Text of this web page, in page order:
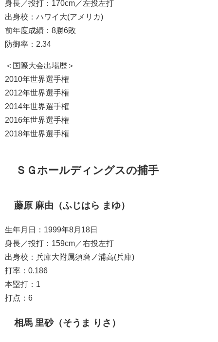
身長／投打：170cm／左投左打
出身校：ハワイ大(アメリカ)
前年度成績：8勝6敗
防御率：2.34
＜国際大会出場歴＞
2010年世界選手権
2012年世界選手権
2014年世界選手権
2016年世界選手権
2018年世界選手権
ＳＧホールディングスの捕手
藤原 麻由（ふじはら まゆ）
生年月日：1999年8月18日
身長／投打：159cm／右投左打
出身校：兵庫大附属須磨ノ浦高(兵庫)
打率：0.186
本塁打：1
打点：6
相馬 里砂（そうま りさ）